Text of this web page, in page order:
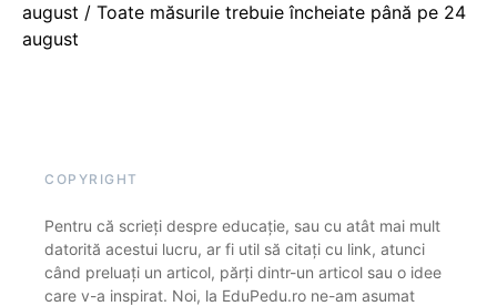
august / Toate măsurile trebuie încheiate până pe 24
august
COPYRIGHT
Pentru că scrieți despre educație, sau cu atât mai mult
datorită acestui lucru, ar fi util să citați cu link, atunci
când preluați un articol, părți dintr-un articol sau o idee
care v-a inspirat. Noi, la EduPedu.ro ne-am asumat